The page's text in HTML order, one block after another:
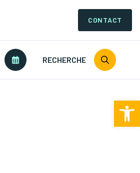
CONTACT
RECHERCHE